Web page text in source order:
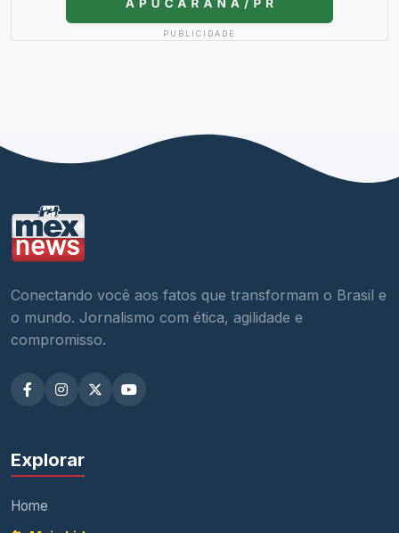
PUBLICIDADE
Conectando você aos fatos que transformam o Brasil e
o mundo. Jornalismo com ética, agilidade e
compromisso.
Explorar
Home